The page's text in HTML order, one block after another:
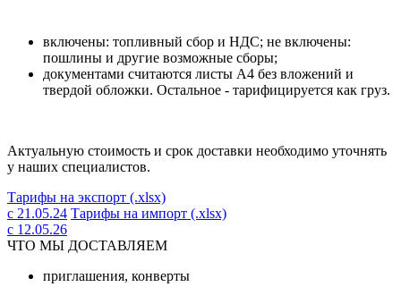
включены: топливный сбор и НДС; не включены:
пошлины и другие возможные сборы;
документами считаются листы А4 без вложений и
твердой обложки. Остальное - тарифицируется как груз.
Актуальную стоимость и срок доставки необходимо уточнять
у наших специалистов.
Тарифы на экспорт (.xlsx)
с 21.05.24 Тарифы на импорт (.xlsx)
с 12.05.26
ЧТО МЫ ДОСТАВЛЯЕМ
приглашения, конверты